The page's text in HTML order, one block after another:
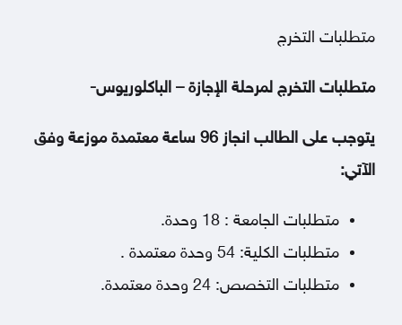
متطلبات التخرج
متطلبات التخرج لمرحلة الإجازة – الباكلوريوس-
يتوجب على الطالب انجاز 96 ساعة معتمدة موزعة وفق
الآتي:
متطلبات الجامعة : 18 وحدة.
متطلبات الكلية: 54 وحدة معتمدة .
متطلبات التخصص: 24 وحدة معتمدة.